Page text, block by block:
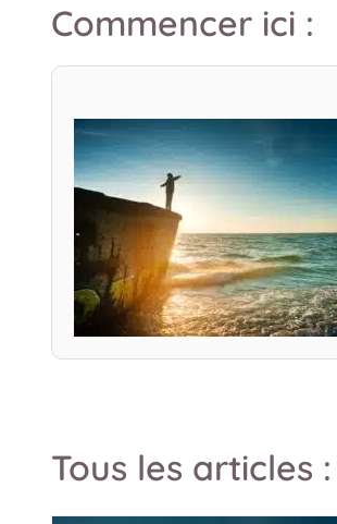
Commencer ici :
Tous les articles :